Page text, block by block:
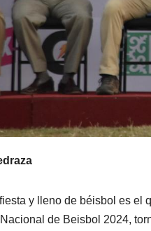
y lleno de béisbol es el
de Beisbol 2024,